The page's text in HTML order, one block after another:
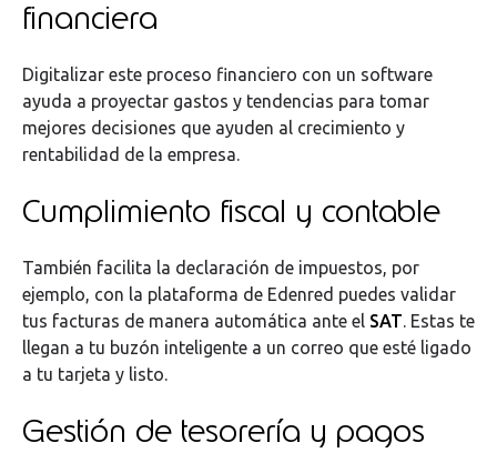
financiera
Digitalizar este proceso financiero con un software
ayuda a proyectar gastos y tendencias para tomar
mejores decisiones que ayuden al crecimiento y
rentabilidad de la empresa.
Cumplimiento fiscal y contable
También facilita la declaración de impuestos, por
ejemplo, con la plataforma de Edenred puedes validar
tus facturas de manera automática ante el SAT. Estas te
llegan a tu buzón inteligente a un correo que esté ligado
a tu tarjeta y listo.
Gestión de tesorería y pagos